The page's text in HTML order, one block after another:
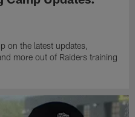
on the latest updates,
more out of Raiders training